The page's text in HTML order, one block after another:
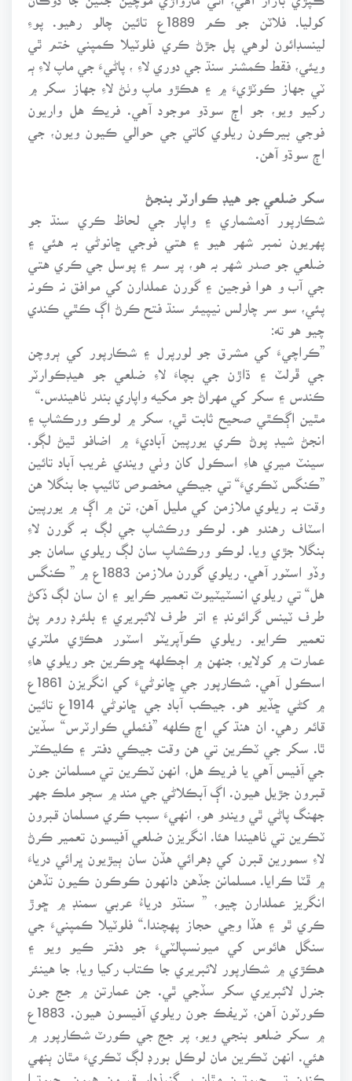
کوليا. فلاٽن جو ڪم 1889ع تائين چالو رهيو. پوءِ
لينسڊائون لوهي پل جڙڻ ڪري فلوٽيلا ڪمپني ختم ٿي
ويئي، فقط ڪمشنر سنڌ جي دوري لاءِ ، پاڻيءَ جي ماپ لاءِ ٻہ
ٽي جهاز ڪوٽڙيءَ ۾ ۽ هڪڙو ماپ وٺڻ لاءِ جهاز سکر ۾
رکيو ويو، جو اڄ سوڌو موجود آهي. فريڪ هل واريون
فوجي بيرڪون ريلوي کاتي جي حوالي ڪيون ويون، جي
اڄ سوڌو آهن.
سکر ضلعي جو هيڊ ڪوارٽر بنجڻ
شڪارپور آدمشماري ۽ واپار جي لحاظ ڪري سنڌ جو
پهريون نمبر شهر هيو ۽ هتي فوجي ڇانوڻي بہ هئي ۽
ضلعي جو صدر شهر بہ هو، پر سم ۽ پوسل جي ڪري هتي
جي آب و هوا فوجين ۽ گورن عملدارن کي موافق نہ ڪونہ
پئي، سو سر چارلس نيپيئر سنڌ فتح ڪرڻ اڳ ڪٿي ڪندي
”ڪراچيءَ کي مشرق جو لورپرل ۽ شڪارپور کي ٻروچن
جي ڦرلٽ ۽ ڌاڙن جي بچاءَ لاءِ ضلعي جو هيڊڪوارٽر
ڪندس ۽ سکر کي مهراڻ جو مکيه واپاري بندر ٺاهيندس.“
مٿين اڳڪٿي صحيح ثابت ٿي، سکر ۾ لوڪو ورڪشاپ ۽
انجڻ شيڊ پوڻ ڪري يورپين آباديءَ ۾ اضافو ٿيڻ لڳو.
سينٽ ميري هاءِ اسڪول کان وٺي ويندي غريب آباد تائين
”ڪنگس ٽڪريءَ“ تي جيڪي مخصوص ٽائيپ جا بنگلا هن
وقت بہ ريلوي ملازمن کي مليل آهن، تن ۾ اڳ ۾ يورپين
اسٽاف رهندو هو. لوڪو ورڪشاپ جي لڳ بہ گورن لاءِ
بنگلا جڙي ويا. لوڪو ورڪشاپ سان لڳ ريلوي سامان جو
وڏو اسٽور آهي. ريلوي گورن ملازمن 1883ع ۾ ” ڪنگس
هل“ تي ريلوي انسٽيٽيوٽ تعمير ڪرايو ۽ ان سان لڳ ڏکڻ
طرف ٽينس گرائونڊ ۽ اتر طرف لائبريري ۽ بلئرڊ روم پڻ
تعمير ڪرايو. ريلوي ڪوآپريٽو اسٽور هڪڙي ملٽري
عمارت ۾ کولايو، جنهن ۾ اڄڪلهه ڇوڪرين جو ريلوي هاءِ
۾ کڻي ڇڏيو هو. جيڪب آباد جي ڇانوڻي 1914ع تائين
قائم رهي. ان هنڌ کي اڄ ڪلهه ”فئملي ڪوارٽرس“ سڏين
ٿا. سکر جي ٽڪرين تي هن وقت جيڪي دفتر ۽ ڪليڪٽر
جي آفيس آهي يا فريڪ هل، انهن ٽڪرين تي مسلمانن جون
قبرون جڙيل هيون. اڳ آبڪلاڻي جي مند ۾ سڄو ملڪ جهر
جهنگ پاڻي ٿي ويندو هو، انهيءَ سبب ڪري مسلمان قبرون
ٽڪرين تي ٺاهيندا هئا. انگريزن ضلعي آفيسون تعمير ڪرڻ
لاءِ سمورين قبرن کي ڊهرائي هڏن سان ٻيڙيون ڀرائي درياءَ
۾ ڦٽا ڪرايا. مسلمانن جڏهن دانهون ڪوڪون ڪيون تڏهن
انگريز عملدارن چيو، ” سنڌو درياءُ عربي سمنڊ ۾ ڇوڙ
ڪري ٿو ۽ هڏا وڃي حجاز پهچندا.“ فلوٽيلا ڪمپنيءَ جي
سنگل هائوس کي ميونسپالٽيءَ جو دفتر ڪيو ويو ۽
هڪڙي ۾ شڪارپور لائبريري جا ڪتاب رکيا ويا، جا هينئر
جنرل لائبريري سکر سڏجي ٿي. جن عمارتن ۾ جج جون
۾ سکر ضلعو بنجي ويو، پر جج جي ڪورٽ شڪارپور ۾
هئي. انهن ٽڪرين مان لوڪل بورڊ لڳ ٽڪريءَ مٿان ٻنهي
ڪنڊن تي چبوترن مٿان ٻہ گنبذدار قبرون هيون. چبوترا